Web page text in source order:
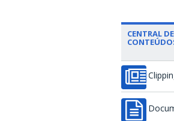
CENTRAL DE